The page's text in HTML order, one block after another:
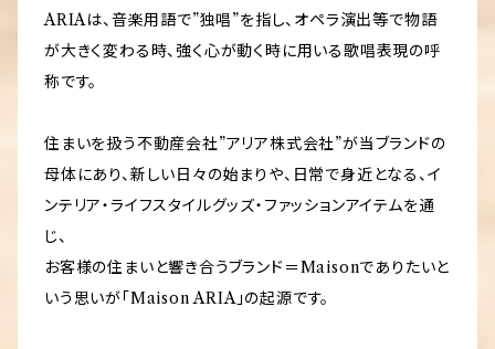
ARIAは、音楽用語で”独唱”を指し、オペラ演出等で物語
が大きく変わる時、強く心が動く時に用いる歌唱表現の呼
称です。
住まいを扱う不動産会社”アリア株式会社”が当ブランドの
母体にあり、新しい日々の始まりや、日常で身近となる、イ
ンテリア・ライフスタイルグッズ・ファッションアイテムを通
じ、
お客様の住まいと響き合うブランド＝Maisonでありたいと
いう思いが「Maison ARIA」の起源です。